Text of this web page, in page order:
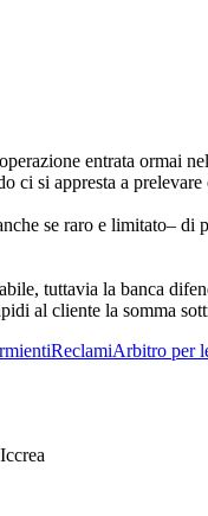
entrata ormai
ci si appresta a
se raro e limitato–
tuttavia la banca
al cliente la somma
ReclamiArbitro per